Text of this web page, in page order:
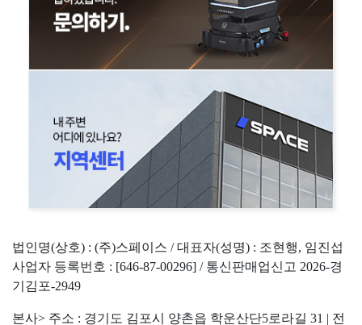
법인명(상호) : (주)스페이스 / 대표자(성명) : 조현행, 임진섭
사업자 등록번호 : [646-87-00296] / 통신판매업신고 2026-경
기김포-2949
본사> 주소 : 경기도 김포시 양촌읍 학운산단5로라길 31 | 전